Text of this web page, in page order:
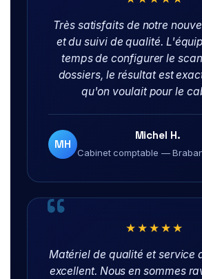
Très satisfaits de notre
et du suivi de qualité.
temps de configurer le
dossiers, le résultat est
qu'on voulait pour le
MH
Michel H.
Cabinet comptable —
★★★★★
Matériel de qualité et service
excellent. Nous en sommes